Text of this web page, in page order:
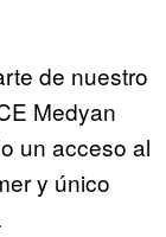
de nuestro
Medyan
un acceso al
y único